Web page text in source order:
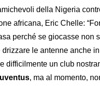
della Nigeria
africana, Eric Chelle:
perché se giocasse non
le antenne anche
difficilmente un club
, ma al momento,